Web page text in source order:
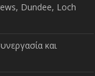
Dundee, Loch
και